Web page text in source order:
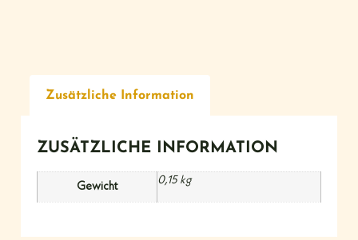
Zusätzliche Information
ZUSÄTZLICHE INFORMATION
Gewicht
0,15 kg